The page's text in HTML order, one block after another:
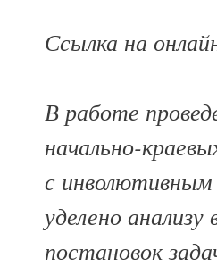
Ссылка на
В работе
начально-
с
уделено
постановок